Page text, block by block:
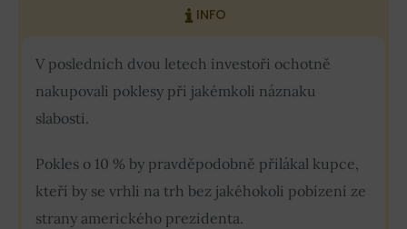
INFO
V posledních dvou letech investoři ochotně
nakupovali poklesy při jakémkoli náznaku
slabosti.
Pokles o 10 % by pravděpodobně přilákal kupce,
kteří by se vrhli na trh bez jakéhokoli pobízení ze
strany amerického prezidenta.